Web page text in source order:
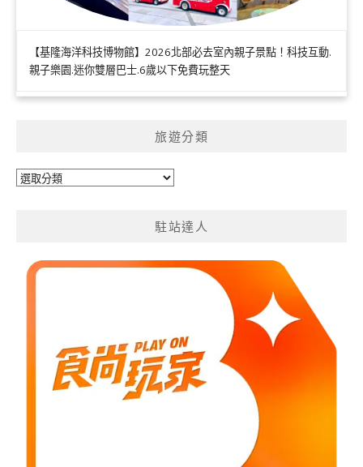
【基隆海洋科技博物館】2026北部必去室內親子景點！科技互動.
親子樂園.迷你雙層巴士.6歲以下免費玩整天
旅遊分類
旅
駐站達人